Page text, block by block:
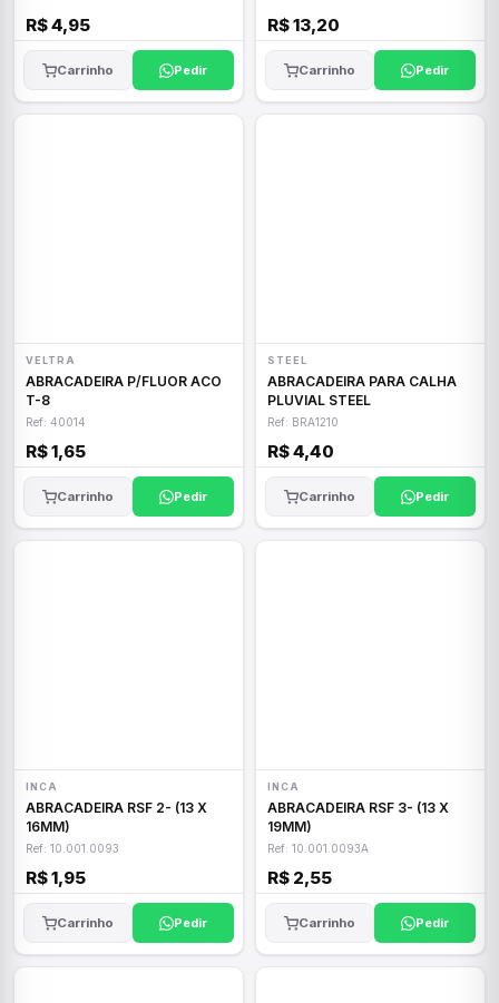
R$ 4,95
Carrinho Pedir
R$ 13,20
Carrinho Pedir
VELTRA
ABRACADEIRA P/FLUOR ACO
T-8
Ref: 40014
R$ 1,65
Carrinho Pedir
STEEL
ABRACADEIRA PARA CALHA
PLUVIAL STEEL
Ref: BRA1210
R$ 4,40
Carrinho Pedir
INCA
ABRACADEIRA RSF 2- (13 X
16MM)
Ref: 10.001.0093
R$ 1,95
Carrinho Pedir
INCA
ABRACADEIRA RSF 3- (13 X
19MM)
Ref: 10.001.0093A
R$ 2,55
Carrinho Pedir